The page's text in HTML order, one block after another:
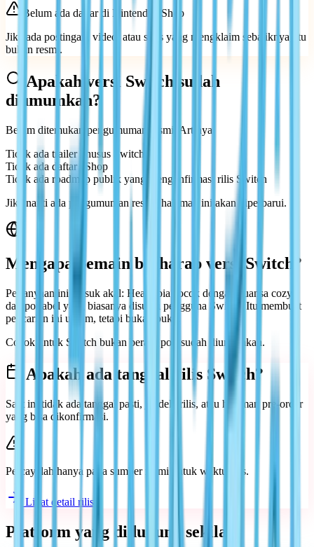
Belum ada daftar di Nintendo eShop
Jika ada postingan, video, atau situs yang mengklaim sebaliknya, itu
bukan resmi.
Apakah versi Switch sudah
diumumkan?
Belum ditemukan pengumuman resmi. Artinya:
Tidak ada trailer khusus Switch
Tidak ada daftar eShop
Tidak ada roadmap publik yang mengonfirmasi rilis Switch
Jika nanti ada pengumuman resmi, halaman ini akan diperbarui.
Mengapa pemain berharap versi Switch?
Pertanyaan ini masuk akal: Heartopia cocok dengan nuansa cozy
dan portabel yang biasanya disukai pengguna Switch. Itu membuat
pencarian ini umum, tetapi bukan bukti.
Cocok untuk Switch bukan berarti port sudah diumumkan.
Apakah ada tanggal rilis Switch?
Saat ini tidak ada tanggal pasti, jendela rilis, atau halaman pre-order
yang bisa dikonfirmasi.
Percayalah hanya pada sumber resmi untuk waktu rilis.
Lihat detail rilis
Platform yang didukung sekilas